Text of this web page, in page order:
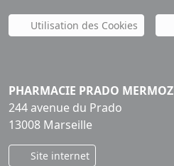
Utilisation des Cookies
PHARMACIE PRADO MERMOZ
244 avenue du Prado
13008 Marseille
Site internet